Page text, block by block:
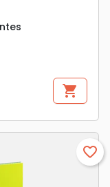
shopping_cart
favorite_border